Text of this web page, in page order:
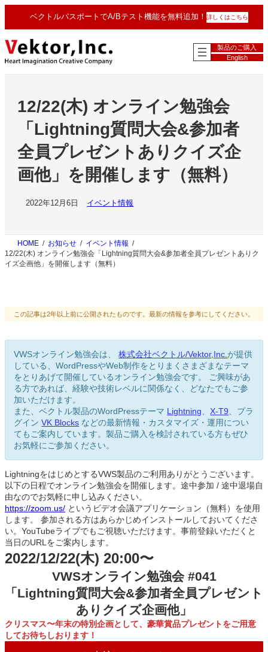
を
ス
キ
ッ
ベクトルパスポートでA/Bテスト機能を無料追加！ 詳しくはこちら
製品のご購入
English
12/22(木) オンライン勉強会
「Lightning質問大会&参加者
全員プレゼントありクイズ企
画他」を開催します（無料）
2022年12月6日 イベント情報
HOME お知らせ
イベント情報
12/22(木) オンライン勉強会「Lightning質問大会&参加者全員プレゼントありク
イズ企画他」を開催します（無料）
この記事は2年以上前に公開されたものです。最新の情報を参考にしてください。
VWSオンライン勉強会は、株式会社ベクトル/Vektor,Inc. が提供
している、WordPressやWeb制作をとりまくさまざまなテーマ
をとりあげて開催しているオンライン勉強会です。 ご興味があ
る方であれば、経験や技術レベルに関係なく、どなたでもご参
加いただけます。
また、ベクトル製品のWordPressテーマ Lightning X-T9 、プラ
グインVK Blocks などの最新情報・カスタマイズ・運用につい
てもご案内しています。製品ご購入を検討されている方もぜひ
お気軽にご参加ください。
LightningをはじめとするVWS製品のご利用ありがとうございます。
以下の日程でオンライン勉強会を開催します。途中参加 / 途中退場自
由なのでお気軽に申し込みください。
https://zoom.us/ というビデオ会議アプリケーション（無料）を使用
します。 参加される方はあらかじめインストールしておいてくださ
い。YouTubeライブでもご視聴いただけます。事前登録いただくと
当日のURLをご案内します。
2022/12/22(木) 20:00〜
VWSオンライン勉強会 #041
「Lightning質問大会&参加者全員プレゼント
ありクイズ企画他」
クリスマス〜年末の特別企画として、豪華賞品プレゼントをご用意
してお待ちしおります！